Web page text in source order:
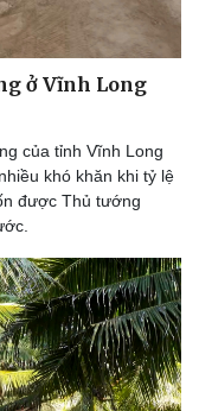
ở Vĩnh Long
của tỉnh Vĩnh Long
khó khăn khi tỷ lệ
được Thủ tướng